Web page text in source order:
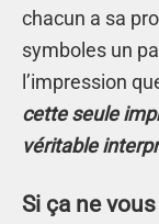
chacun a sa
symboles un
l’impression
cette seule
véritable
Si ça ne